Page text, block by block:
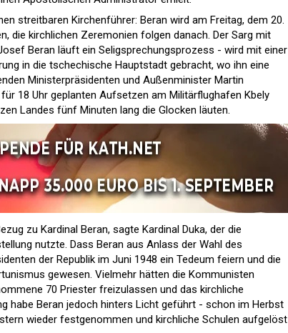
streitbaren Kirchenführer: Beran wird am Freitag, dem 20.
die kirchlichen Zeremonien folgen danach. Der Sarg mit
Beran läuft ein Seligsprechungsprozess - wird mit einer
in die tschechische Hauptstadt gebracht, wo ihn eine
Ministerpräsidenten und Außenminister Martin
18 Uhr geplanten Aufsetzen am Militärflughafen Kbely
Landes fünf Minuten lang die Glocken läuten.
zu Kardinal Beran, sagte Kardinal Duka, der die
nutzte. Dass Beran aus Anlass der Wahl des
der Republik im Juni 1948 ein Tedeum feiern und die
gewesen. Vielmehr hätten die Kommunisten
70 Priester freizulassen und das kirchliche
habe Beran jedoch hinters Licht geführt - schon im Herbst
wieder festgenommen und kirchliche Schulen aufgelöst